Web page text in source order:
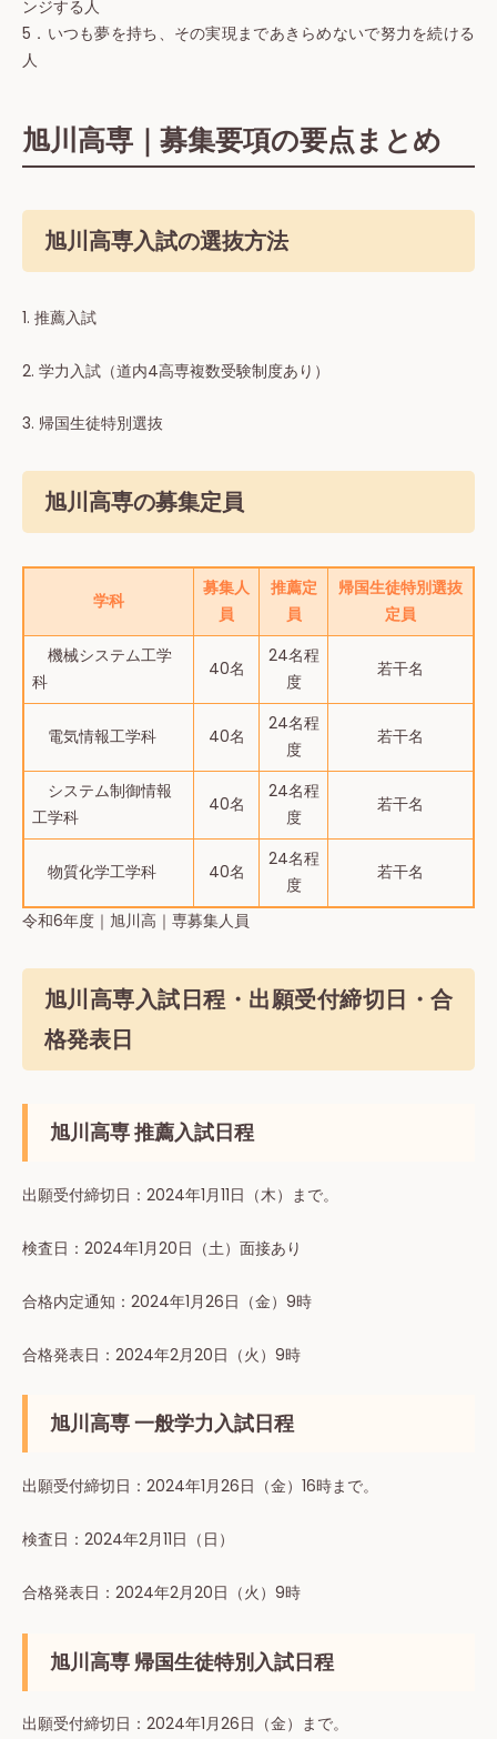
ンジする人
5．いつも夢を持ち、その実現まであきらめないで努力を続ける
人
旭川高専｜募集要項の要点まとめ
旭川高専入試の選抜方法
1. 推薦⼊試
2. 学⼒⼊試（道内4高専複数受験制度あり）
3. 帰国生徒特別選抜
旭川高専の募集定員
学科
募集人
員
推薦定
員
帰国⽣徒特別選抜
定員
機械システム工学
科
40名
24名程
度
若⼲名
電気情報工学科 40名
24名程
度
若⼲名
システム制御情報
工学科
40名
24名程
度
若⼲名
物質化学工学科 40名
24名程
度
若干名
令和6年度｜旭川高｜専募集人員
旭川高専入試日程・出願受付締切日・合
格発表日
旭川高専 推薦入試日程
出願受付締切⽇：2024年1⽉11⽇（木）まで。
検査⽇：2024年1⽉20⽇（土）面接あり
合格内定通知：2024年1月26日（金）9時
合格発表⽇：2024年2月20日（火）9時
旭川高専 一般学力入試日程
出願受付締切⽇：2024年1⽉26⽇（金）16時まで。
検査⽇：2024年2⽉11⽇（⽇）
合格発表⽇：2024年2月20日（火）9時
旭川高専 帰国生徒特別入試日程
出願受付締切⽇：2024年1⽉26⽇（金）まで。